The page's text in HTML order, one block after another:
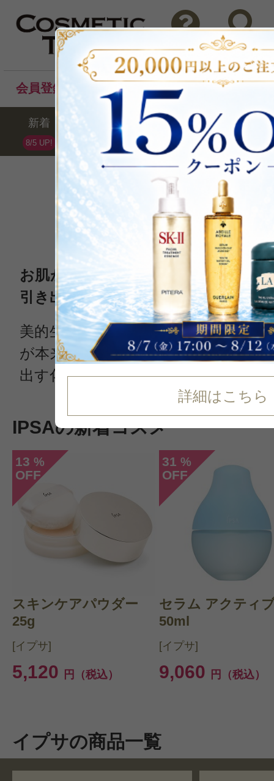
問い合わせ 検索
会員登録後のお買い物でポイントプレゼント！
新着
8/5 UP!
セール ランキング ブ
詳細はこちら
IPSA
イプサ
全10点 /最大33%OFF
お肌が本来持っている力にアプロー
引き出す化粧品ブランド
美的生命力がめざめるイプサは、ひ
が本来持っている力にアプローチし
出す化粧品ブランドです
IPSAの新着コスメ
13 %
OFF
スキンケアパウダー
25g
[イプサ]
5,120 円（税込）
31 %
OFF
セラム アクティ
50ml
[イプサ]
9,060 円（税込）
イプサの商品一覧